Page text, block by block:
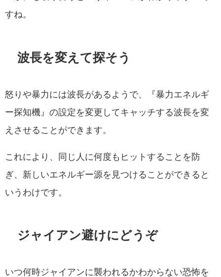
すね。
波長を変えて探そう
怒りや暴力には波長があるようで、『暴力エネルギ
ー探知機』の設定を変更してキャッチする波長を変
えさせることができます。
これにより、同じ人に何度もヒットすることを防
ぎ、新しいエネルギー源を見つけることができると
いうわけです。
ジャイアン避けにどうぞ
いつ何時ジャイアンに襲われるかわからない恐怖を